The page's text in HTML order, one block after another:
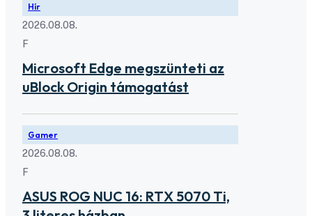
Hír
2026.08.08.
F
Microsoft Edge megszünteti az
uBlock Origin támogatást
Gamer
2026.08.08.
F
ASUS ROG NUC 16: RTX 5070 Ti,